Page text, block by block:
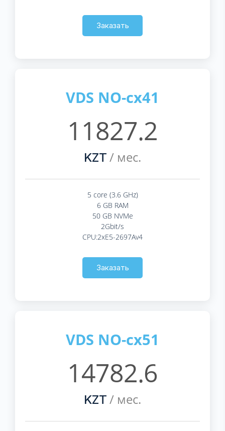
Заказать
VDS NO-cx41
11827.2
KZT / мес.
5 core (3.6 GHz)
6 GB RAM
50 GB NVMe
2Gbit/s
CPU:2xE5-2697Av4
Заказать
VDS NO-cx51
14782.6
KZT / мес.